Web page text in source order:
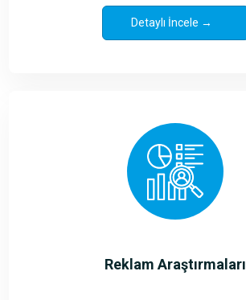
Detaylı İncele →
Reklam Araştırmaları